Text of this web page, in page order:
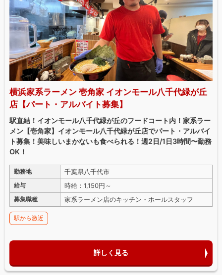
横浜家系ラーメン 壱角家 イオンモール八千代緑が丘
店【パート・アルバイト募集】
駅直結！イオンモール八千代緑が丘のフードコート内！家系ラー
メン【壱角家】イオンモール八千代緑が丘店でパート・アルバイ
ト募集！美味しいまかないも食べられる！週2日/1日3時間〜勤務
OK！
勤務地 千葉県八千代市
給与 時給：1,150円～
募集職種 家系ラーメン店のキッチン・ホールスタッフ
駅から激近
詳しく見る